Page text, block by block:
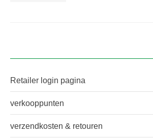
Retailer login pagina
verkooppunten
verzendkosten & retouren